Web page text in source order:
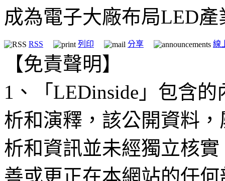
成為電子大廠布局LED
RSS 列印 分享 線
【免責聲明】
1、「LEDinside」包含
析和演釋，該公開資料
析和資訊並未經獨立核
善或更正在本網站的任